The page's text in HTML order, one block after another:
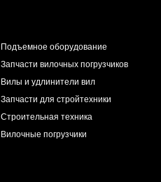
Подъемное оборудование
Запчасти вилочных погрузчиков
Вилы и удлинители вил
Запчасти для стройтехники
Строительная техника
Вилочные погрузчики